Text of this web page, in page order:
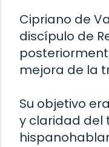
Cipriano de
discípulo de
mejora de la
Su objetivo
y claridad del